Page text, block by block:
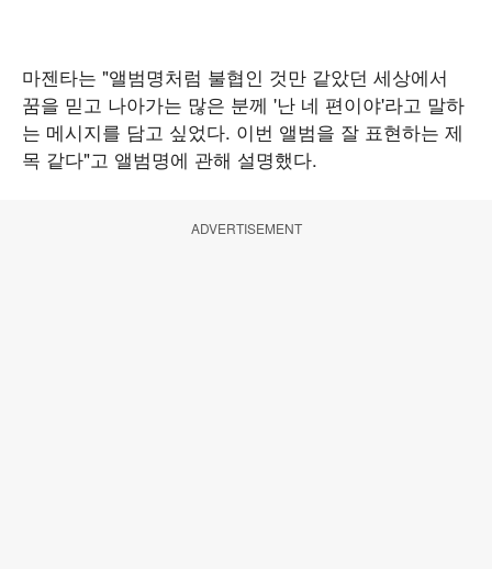
마젠타는 "앨범명처럼 불협인 것만 같았던 세상에서
꿈을 믿고 나아가는 많은 분께 '난 네 편이야'라고 말하
는 메시지를 담고 싶었다. 이번 앨범을 잘 표현하는 제
목 같다"고 앨범명에 관해 설명했다.
ADVERTISEMENT